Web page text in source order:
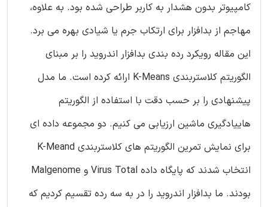
کامپیوتر بدون هشدار به کاربر طراحی شده بود. به علاوه،
مهاجم از بدافزار برای ارتکاب جرم یا شیادی بهره می برد.
این مقاله رویکرد رده بندی بدافزار اندروید را بر مبنای
الگوریتم کلاستربندی K-Means ارائه کرده است. ما مدل
پیشنهادی را بر حسب دقت با استفاده از الگوریتم
هاییادگیری ماشین ارزیابی می کنیم. دو مجموعه داده ای
برای نمایش تمرین الگوریتم های کلاستربندی K-Meand
انتخاب شدند که پایگاه داده Virus Total و Malgenome
بودند. ما بدافزار اندروید را در به سه رده تقسیم کردیم که